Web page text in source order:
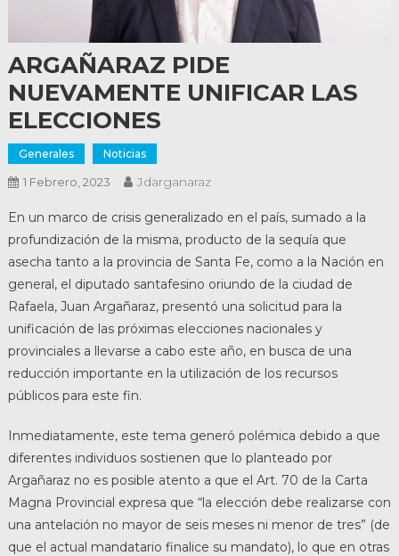
ARGAÑARAZ PIDE
NUEVAMENTE UNIFICAR LAS
ELECCIONES
Generales Noticias
1 Febrero, 2023 Jdarganaraz
En un marco de crisis generalizado en el país, sumado a la
profundización de la misma, producto de la sequía que
asecha tanto a la provincia de Santa Fe, como a la Nación en
general, el diputado santafesino oriundo de la ciudad de
Rafaela, Juan Argañaraz, presentó una solicitud para la
unificación de las próximas elecciones nacionales y
provinciales a llevarse a cabo este año, en busca de una
reducción importante en la utilización de los recursos
públicos para este fin.
Inmediatamente, este tema generó polémica debido a que
diferentes individuos sostienen que lo planteado por
Argañaraz no es posible atento a que el Art. 70 de la Carta
Magna Provincial expresa que “la elección debe realizarse con
una antelación no mayor de seis meses ni menor de tres” (de
que el actual mandatario finalice su mandato), lo que en otras